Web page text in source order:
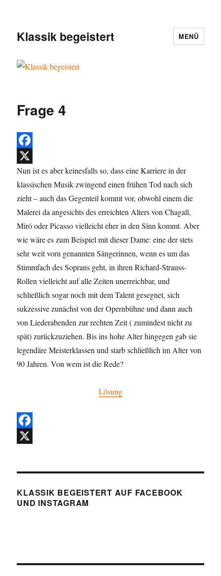
Klassik begeistert MENÜ
Frage 4
F
a
c
e
o
k
X
Nun ist es aber keinesfalls so, dass eine Karriere in der
klassischen Musik zwingend einen frühen Tod nach sich
zieht – auch das Gegenteil kommt vor, obwohl einem die
Malerei da angesichts des erreichten Alters von Chagall,
Miró oder Picasso vielleicht eher in den Sinn kommt. Aber
wie wäre es zum Beispiel mit dieser Dame: eine der stets
sehr weit vorn genannten Sängerinnen, wenn es um das
Stimmfach des Soprans geht, in ihren Richard-Strauss-
Rollen vielleicht auf alle Zeiten unerreichbar, und
schließlich sogar noch mit dem Talent gesegnet, sich
sukzessive zunächst von der Opernbühne und dann auch
von Liederabenden zur rechten Zeit ( zumindest nicht zu
spät) zurückzuziehen. Bis ins hohe Alter hingegen gab sie
legendäre Meisterklassen und starb schließlich im Alter von
90 Jahren. Von wem ist die Rede?
Lösung
F
b
KLASSIK BEGEISTERT AUF FACEBOOK
UND INSTAGRAM